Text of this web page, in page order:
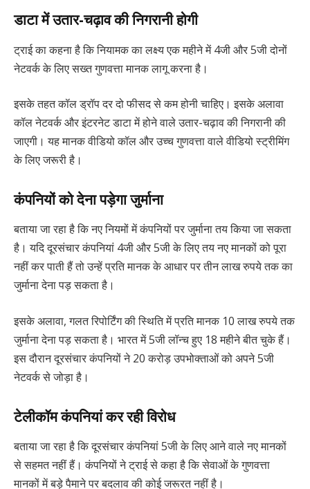
डाटा में उतार-चढ़ाव की निगरानी होगी
ट्राई का कहना है कि नियामक का लक्ष्य एक महीने में 4जी और 5जी दोनों
नेटवर्क के लिए सख्त गुणवत्ता मानक लागू करना है।
इसके तहत कॉल ड्रॉप दर दो फीसद से कम होनी चाहिए। इसके अलावा
कॉल नेटवर्क और इंटरनेट डाटा में होने वाले उतार-चढ़ाव की निगरानी की
जाएगी। यह मानक वीडियो कॉल और उच्च गुणवत्ता वाले वीडियो स्ट्रीमिंग
के लिए जरूरी है।
कंपनियों को देना पड़ेगा जुर्माना
बताया जा रहा है कि नए नियमों में कंपनियों पर जुर्माना तय किया जा सकता
है। यदि दूरसंचार कंपनियां 4जी और 5जी के लिए तय नए मानकों को पूरा
नहीं कर पाती हैं तो उन्हें प्रति मानक के आधार पर तीन लाख रुपये तक का
जुर्माना देना पड़ सकता है।
इसके अलावा, गलत रिपोर्टिंग की स्थिति में प्रति मानक 10 लाख रुपये तक
जुर्माना देना पड़ सकता है। भारत में 5जी लॉन्च हुए 18 महीने बीत चुके हैं।
इस दौरान दूरसंचार कंपनियों ने 20 करोड़ उपभोक्ताओं को अपने 5जी
नेटवर्क से जोड़ा है।
टेलीकॉम कंपनियां कर रही विरोध
बताया जा रहा है कि दूरसंचार कंपनियां 5जी के लिए आने वाले नए मानकों
से सहमत नहीं हैं। कंपनियों ने ट्राई से कहा है कि सेवाओं के गुणवत्ता
मानकों में बड़े पैमाने पर बदलाव की कोई जरूरत नहीं है।